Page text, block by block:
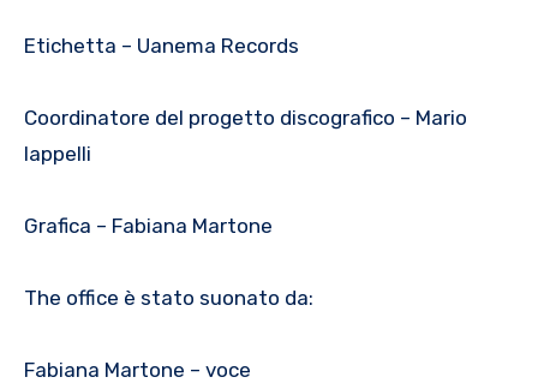
Etichetta – Uanema Records
Coordinatore del progetto discografico – Mario
Iappelli
Grafica – Fabiana Martone
The office è stato suonato da:
Fabiana Martone – voce